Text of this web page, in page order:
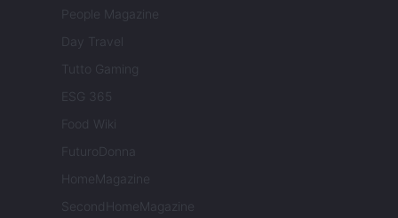
People Magazine
Day Travel
Tutto Gaming
ESG 365
Food Wiki
FuturoDonna
HomeMagazine
SecondHomeMagazine